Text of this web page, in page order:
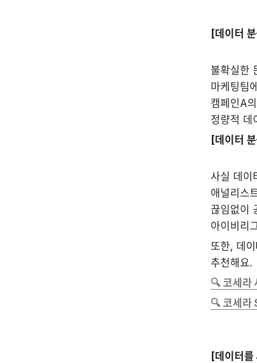
[데이터
불확실한
마케팅팀
캠페인A
정량적 데
[데이터
사실 데이
애널리스
끊임없이
아이비리
또한, 데
추천해요.
🔍 코세라
🔍 코세라
[데이터를